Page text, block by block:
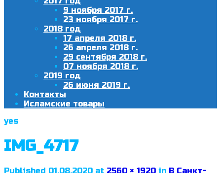
9 ноября 2017 г.
23 ноября 2017 г.
2018 год
17 апреля 2018 г.
26 апреля 2018 г.
29 сентября 2018 г.
07 ноября 2018 г.
2019 год
26 июня 2019 г.
Контакты
Исламские товары
yes
IMG_4717
Published 01.08.2020 at 2560 × 1920 in В Санкт-